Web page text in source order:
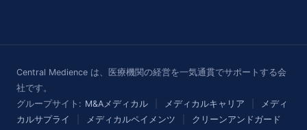
Central Medience は、医療機関の経営を一気通貫でサポートする会
社です。
グループサイト: M&Aメディカル メディカルキャリア
メディ
カルサプライ
メディカルペイメンツ クリーンアンドガード